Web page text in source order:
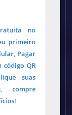
no
primeiro
Pagar
código QR
suas
compre